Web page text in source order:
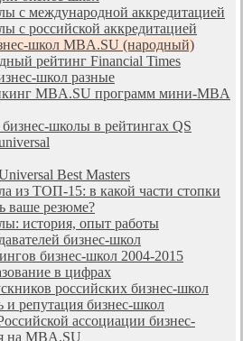
с международной аккредитацией
с российской аккредитацией
школ MBA.SU (народный)
рейтинг Financial Times
школ разные
MBA.SU программ мини-MBA
школы в рейтингах QS
Best Masters
из ТОП-15: в какой части стопки
ваше резюме?
история, опыт работы
бизнес-школ
бизнес-школ 2004-2015
в цифрах
российских бизнес-школ
и репутация бизнес-школ
ассоциации бизнес-
на MBA.SU